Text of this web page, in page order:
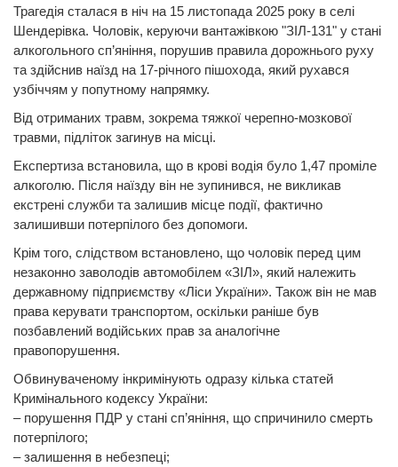
Трагедія сталася в ніч на 15 листопада 2025 року в селі
Шендерівка. Чоловік, керуючи вантажівкою "ЗІЛ-131" у стані
алкогольного сп’яніння, порушив правила дорожнього руху
та здійснив наїзд на 17-річного пішохода, який рухався
узбіччям у попутному напрямку.
Від отриманих травм, зокрема тяжкої черепно-мозкової
травми, підліток загинув на місці.
Експертиза встановила, що в крові водія було 1,47 проміле
алкоголю. Після наїзду він не зупинився, не викликав
екстрені служби та залишив місце події, фактично
залишивши потерпілого без допомоги.
Крім того, слідством встановлено, що чоловік перед цим
незаконно заволодів автомобілем «ЗІЛ», який належить
державному підприємству «Ліси України». Також він не мав
права керувати транспортом, оскільки раніше був
позбавлений водійських прав за аналогічне
правопорушення.
Обвинуваченому інкримінують одразу кілька статей
Кримінального кодексу України:
– порушення ПДР у стані сп’яніння, що спричинило смерть
потерпілого;
– залишення в небезпеці;